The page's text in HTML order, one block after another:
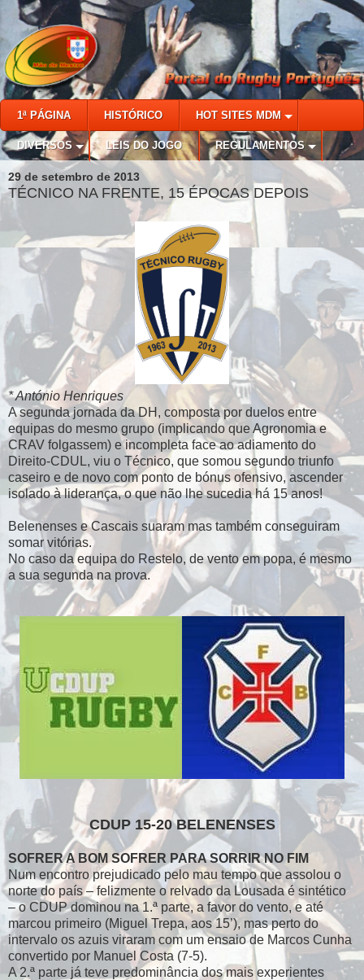
1ª PÁGINA HISTÓRICO HOT SITES MDM
DIVERSOS LEIS DO JOGO REGULAMENTOS
29 de setembro de 2013
TÉCNICO NA FRENTE, 15 ÉPOCAS DEPOIS
* António Henriques
A segunda jornada da DH, composta por duelos entre
equipas do mesmo grupo (implicando que Agronomia e
CRAV folgassem) e incompleta face ao adiamento do
Direito-CDUL, viu o Técnico, que somou segundo triunfo
caseiro e de novo com ponto de bónus ofensivo, ascender
isolado à liderança, o que não lhe sucedia há 15 anos!
Belenenses e Cascais suaram mas também conseguiram
somar vitórias.
No caso da equipa do Restelo, de vento em popa, é mesmo
a sua segunda na prova.
CDUP 15-20 BELENENSES
SOFRER A BOM SOFRER PARA SORRIR NO FIM
Num encontro prejudicado pelo mau tempo que assolou o
norte do país – felizmente o relvado da Lousada é sintético
– o CDUP dominou na 1.ª parte, a favor do vento, e até
marcou primeiro (Miguel Trepa, aos 15’), mas perto do
intervalo os azuis viraram com um ensaio de Marcos Cunha
convertido por Manuel Costa (7-5).
A 2.ª parte já teve predominância dos mais experientes